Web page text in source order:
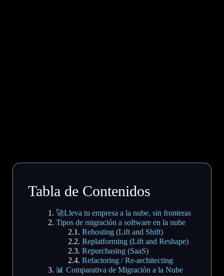
Tabla de Contenidos
🚀Lleva tu empresa a la nube, sin fronteras
Tipos de migración a software en la nube
Rehosting (Lift and Shift)
Replatforming (Lift and Reshape)
Repurchasing (SaaS)
Refactoring / Re-architecting
📊 Comparativa de Migración a la Nube